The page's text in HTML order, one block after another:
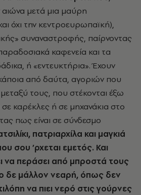
μετά μια μαύρη
όχι την κεντροευρωπαϊκή),
συναναστροφής, παίρνοντας
καφενεία και τα
ή «εντευκτήρια». Έχουν
κάποια από δαύτα, αγοριών που
μεταξύ τους, που στέκονται έξω
σε καρέκλες ή σε μηχανάκια στο
πως είναι σε σύνδεσμο
πατριαρχίλα και μαγκιά
σου ’ρχεται εμετός. Και
να περάσει από μπροστά τους
δε μάλλον νεαρή, όπως δεν
να πιει νερό στις γούρνες